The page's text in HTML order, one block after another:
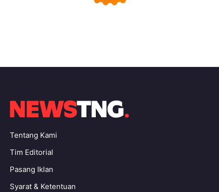
Tentang Kami
Tim Editorial
Pasang Iklan
Syarat & Ketentuan